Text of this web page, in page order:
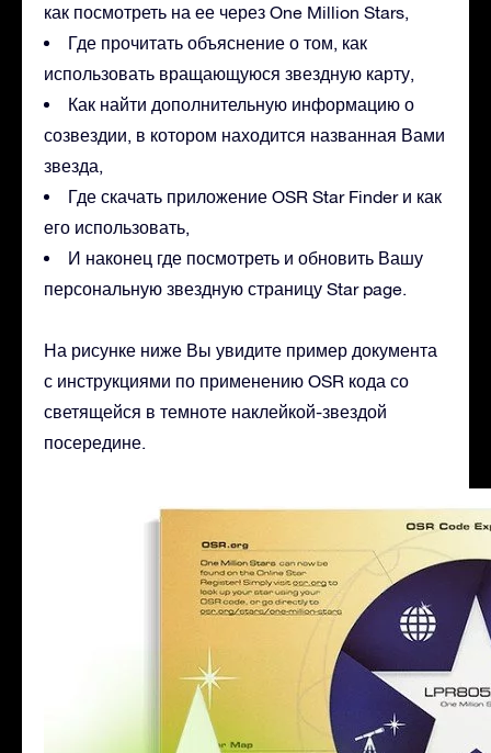
как посмотреть на ее через One Million Stars,
Где прочитать объяснение о том, как
использовать вращающуюся звездную карту,
Как найти дополнительную информацию о
созвездии, в котором находится названная Вами
звезда,
Где скачать приложение OSR Star Finder и как
его использовать,
И наконец где посмотреть и обновить Вашу
персональную звездную страницу Star page.
На рисунке ниже Вы увидите пример документа
с инструкциями по применению OSR кода со
светящейся в темноте наклейкой-звездой
посередине.